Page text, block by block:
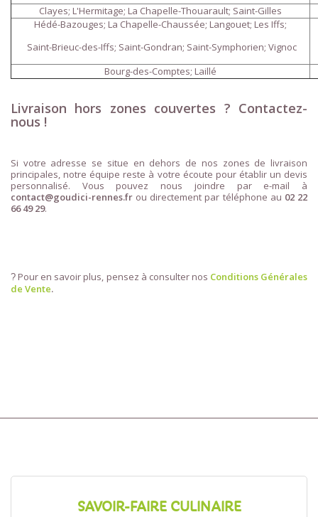
Clayes; L'Hermitage; La Chapelle-Thouarault; Saint-Gilles
Hédé-Bazouges; La Chapelle-Chaussée; Langouet; Les Iffs;
Saint-Brieuc-des-Iffs; Saint-Gondran; Saint-Symphorien; Vignoc
Bourg-des-Comptes; Laillé
Livraison hors zones couvertes ? Contactez-
nous !
Si votre adresse se situe en dehors de nos zones de livraison
principales, notre équipe reste à votre écoute pour établir un devis
personnalisé. Vous pouvez nous joindre par e-mail à
contact@goudici-rennes.fr ou directement par téléphone au 02 22
66 49 29.
? Pour en savoir plus, pensez à consulter nos Conditions Générales
de Vente.
SAVOIR-FAIRE CULINAIRE